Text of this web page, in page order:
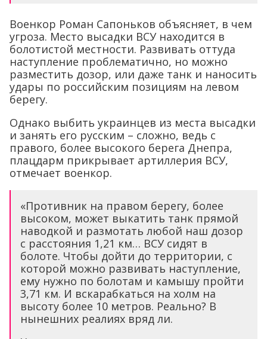
Военкор Роман Сапоньков объясняет, в чем
угроза. Место высадки ВСУ находится в
болотистой местности. Развивать оттуда
наступление проблематично, но можно
разместить дозор, или даже танк и наносить
удары по российским позициям на левом
берегу.
Однако выбить украинцев из места высадки
и занять его русским – сложно, ведь с
правого, более высокого берега Днепра,
плацдарм прикрывает артиллерия ВСУ,
отмечает военкор.
«Противник на правом берегу, более
высоком, может выкатить танк прямой
наводкой и размотать любой наш дозор
с расстояния 1,21 км… ВСУ сидят в
болоте. Чтобы дойти до территории, с
которой можно развивать наступление,
ему нужно по болотам и камышу пройти
3,71 км. И вскарабкаться на холм на
высоту более 10 метров. Реально? В
нынешних реалиях вряд ли.